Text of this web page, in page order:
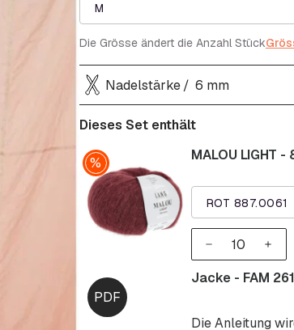
M
Die Grösse ändert die Anzahl Stück
Nadelstärke 6 mm
Dieses Set enthält
ROT 887.0061
MALOU LIGHT -
Die Anleitung
Jacke - FAM 261